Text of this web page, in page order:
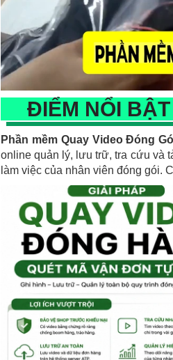
ĐIỂM NỔI
Phần mềm Quay Video Đóng
online quản lý, lưu trữ, tra cứu và
làm việc của nhân viên đóng gói.